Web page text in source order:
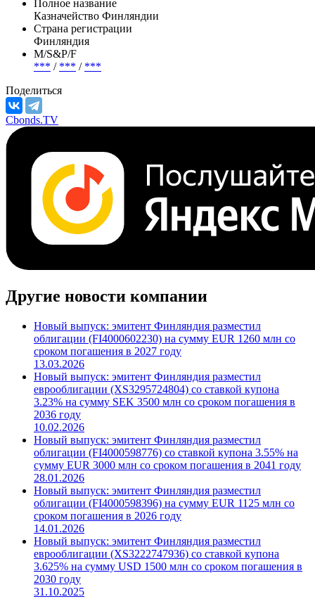
Полное название
Казначейство Финляндии
Финляндия
М/S&P/F
***/
Поделиться
Cbonds.TV
Другие новости компании
Новый выпуск: эмитент Финляндия разместил
облигации (FI4000602230) на сумму EUR 1260 млн со
сроком погашения в 2027 году
13.03.2026
Новый выпуск: эмитент Финляндия разместил
еврооблигации (XS3295724804) со ставкой купона
3.23% на сумму SEK 3500 млн со сроком погашения в
2036 году
10.02.2026
Новый выпуск: эмитент Финляндия разместил
облигации (FI4000598776) со ставкой купона 3.55% на
сумму EUR 3000 млн со сроком погашения в 2041 году
28.01.2026
Новый выпуск: эмитент Финляндия разместил
облигации (FI4000598396) на сумму EUR 1125 млн со
сроком погашения в 2026 году
14.01.2026
Новый выпуск: эмитент Финляндия разместил